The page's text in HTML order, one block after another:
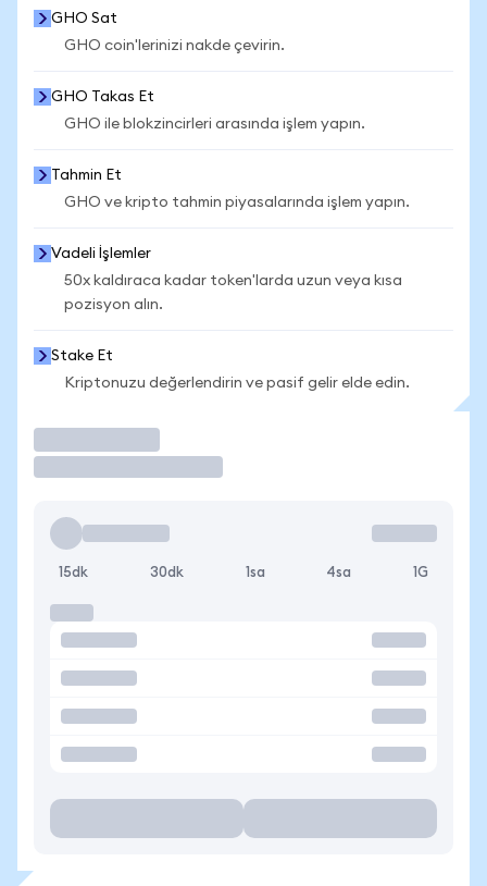
GHO Sat
GHO coin'lerinizi nakde çevirin.
GHO Takas Et
GHO ile blokzincirleri arasında işlem yapın.
Tahmin Et
GHO ve kripto tahmin piyasalarında işlem yapın.
Vadeli İşlemler
50x kaldıraca kadar token'larda uzun veya kısa
pozisyon alın.
Stake Et
Kriptonuzu değerlendirin ve pasif gelir elde edin.
15dk 30dk 1sa 4sa 1G